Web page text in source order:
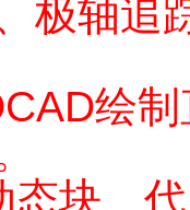
极轴追
绘
态块、